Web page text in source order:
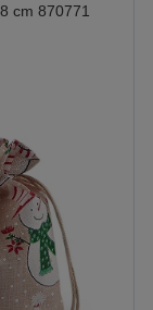
cm 870771